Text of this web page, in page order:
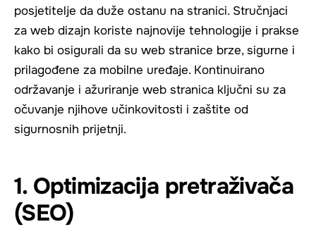
posjetitelje da duže ostanu na stranici. Stručnjaci
za web dizajn koriste najnovije tehnologije i prakse
kako bi osigurali da su web stranice brze, sigurne i
prilagođene za mobilne uređaje. Kontinuirano
održavanje i ažuriranje web stranica ključni su za
očuvanje njihove učinkovitosti i zaštite od
sigurnosnih prijetnji.
1. Optimizacija pretraživača
(SEO)